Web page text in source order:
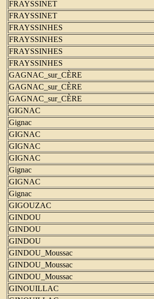
FRAYSSINET
FRAYSSINET
FRAYSSINHES
FRAYSSINHES
FRAYSSINHES
FRAYSSINHES
GAGNAC_sur_CÈRE
GAGNAC_sur_CÈRE
GAGNAC_sur_CÈRE
GIGNAC
Gignac
GIGNAC
GIGNAC
GIGNAC
Gignac
GIGNAC
Gignac
GIGOUZAC
GINDOU
GINDOU
GINDOU
GINDOU_Moussac
GINDOU_Moussac
GINDOU_Moussac
GINOUILLAC